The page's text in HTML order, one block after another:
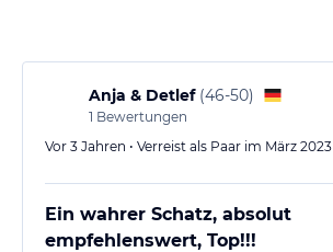
Anja & Detlef (46-50)
1 Bewertungen
Vor 3 Jahren • Verreist als Paar im März 2023
Ein wahrer Schatz, absolut
empfehlenswert, Top!!!